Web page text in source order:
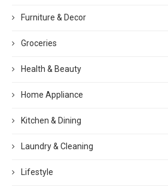
Furniture & Decor
Groceries
Health & Beauty
Home Appliance
Kitchen & Dining
Laundry & Cleaning
Lifestyle